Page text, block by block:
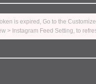
is expired, Go to the
> Instagram Feed Setting, to